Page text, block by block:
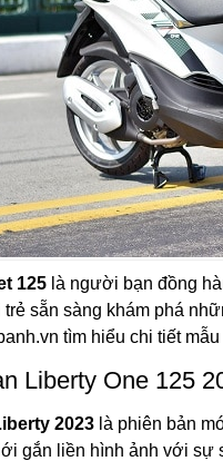
125 là người bạn đồng
sẵn sàng khám phá
tìm hiểu chi tiết
Liberty One 125
2023 là phiên bản
gắn liền hình ảnh với sự